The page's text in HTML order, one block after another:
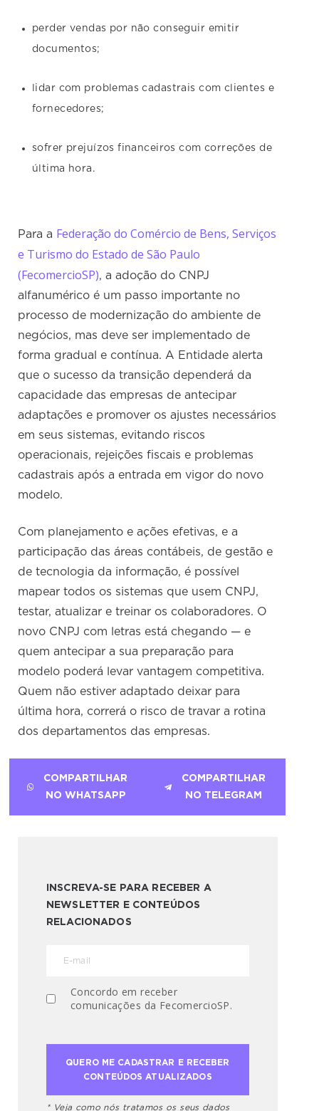
perder vendas por não conseguir emitir
documentos;
lidar com problemas cadastrais com clientes e
fornecedores;
sofrer prejuízos financeiros com correções de
última hora.
Para a Federação do Comércio de Bens, Serviços
e Turismo do Estado de São Paulo
(FecomercioSP), a adoção do CNPJ
alfanumérico é um passo importante no
processo de modernização do ambiente de
negócios, mas deve ser implementado de
forma gradual e contínua. A Entidade alerta
que o sucesso da transição dependerá da
capacidade das empresas de antecipar
adaptações e promover os ajustes necessários
em seus sistemas, evitando riscos
operacionais, rejeições fiscais e problemas
cadastrais após a entrada em vigor do novo
modelo.
Com planejamento e ações efetivas, e a
participação das áreas contábeis, de gestão e
de tecnologia da informação, é possível
mapear todos os sistemas que usem CNPJ,
testar, atualizar e treinar os colaboradores. O
novo CNPJ com letras está chegando — e
quem antecipar a sua preparação para
modelo poderá levar vantagem competitiva.
Quem não estiver adaptado deixar para
última hora, correrá o risco de travar a rotina
dos departamentos das empresas.
COMPARTILHAR
NO WHATSAPP
COMPARTILHAR
NO TELEGRAM
INSCREVA-SE PARA RECEBER A
NEWSLETTER E CONTEÚDOS
RELACIONADOS
Concordo em receber
comunicações da FecomercioSP.
* Veja como nós tratamos os seus dados